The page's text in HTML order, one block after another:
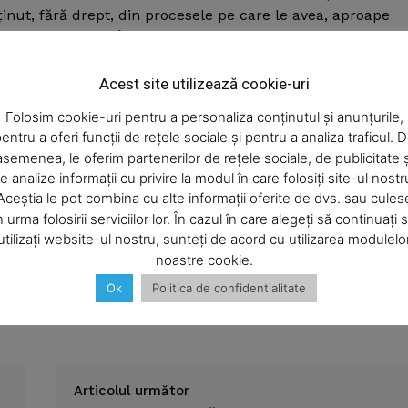
Company
About
Contact us
Subscription Plans
My account
fără drept, din procesele pe care le avea, aproape
se judeca. În schimbul acestor servicii, Iulia Paisa
bancar de 128.000 de franci elveţieni.
către Consiliul Superior al Magistraturii.
de mai multe „scheme“ pentru a-l favoriza pe
judiciare de timbru, care ar fi trebuit achitate de Lazăr
local al municipiului Piatra-Neamţ cu 12.627 de lei.
fi procedat în aşa fel încât toate dosarele deschise de
încât să-l poată favoriza pe afacerist.
Articolul următor
Acest site utilizează cookie-uri
Folosim cookie-uri pentru a personaliza conținutul și anunțurile,
a oferi funcții de rețele sociale și pentru a analiza traficul.
le oferim partenerilor de rețele sociale, de publicitate
analize informații cu privire la modul în care folosiți site-ul
le pot combina cu alte informații oferite de dvs. sau
urma folosirii serviciilor lor. În cazul în care alegeți să continuați
website-ul nostru, sunteți de acord cu utilizarea
noastre cookie.
Ok Politica de confidentialitate